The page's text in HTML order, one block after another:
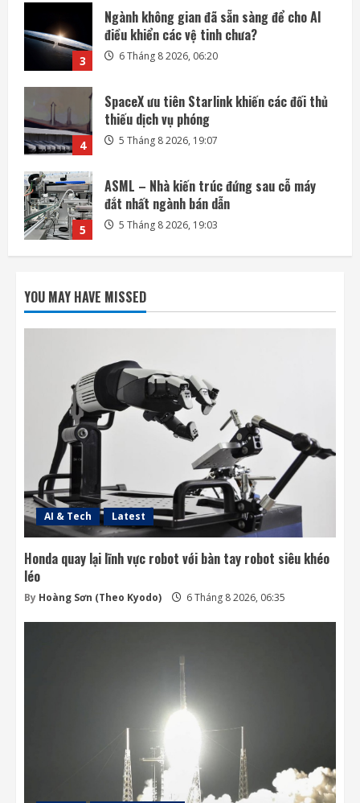
4
SpaceX ưu tiên Starlink khiến các đối thủ
thiếu dịch vụ phóng
5 Tháng 8 2026, 19:07
5
ASML – Nhà kiến trúc đứng sau cỗ máy
đắt nhất ngành bán dẫn
5 Tháng 8 2026, 19:03
1
Honda quay lại lĩnh vực robot với bàn tay
robot siêu khéo léo
6 Tháng 8 2026, 06:35
2
nối di động trực tiếp
6 Tháng 8 2026, 06:30
3
điều khiển các vệ tinh chưa?
6 Tháng 8 2026, 06:20
4
SpaceX ưu tiên Starlink khiến các đối thủ
thiếu dịch vụ phóng
5 Tháng 8 2026, 19:07
YOU MAY HAVE MISSED
AI & Tech Latest
Honda quay lại lĩnh vực robot với bàn tay robot siêu khéo
léo
By Hoàng Sơn (Theo Kyodo) 6 Tháng 8 2026, 06:35